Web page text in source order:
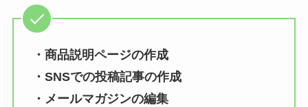
・商品説明ページの作成
・SNSでの投稿記事の作成
・メールマガジンの編集